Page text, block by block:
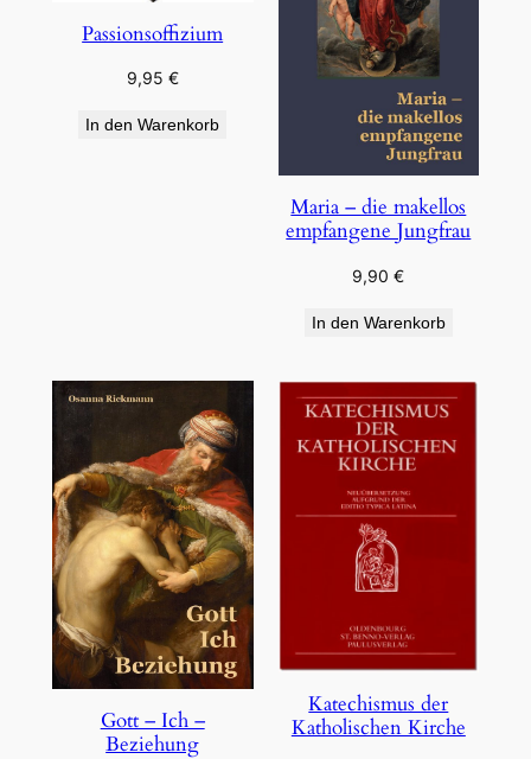
Passionsoffizium
9,95 €
In den Warenkorb
Maria – die makellos
empfangene Jungfrau
9,90€
In den Warenkorb
Gott – Ich –
Beziehung
Katechismus der
Katholischen Kirche